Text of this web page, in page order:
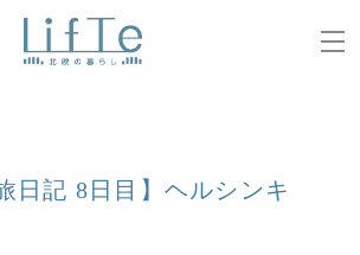
日記 8日目】ヘルシンキ